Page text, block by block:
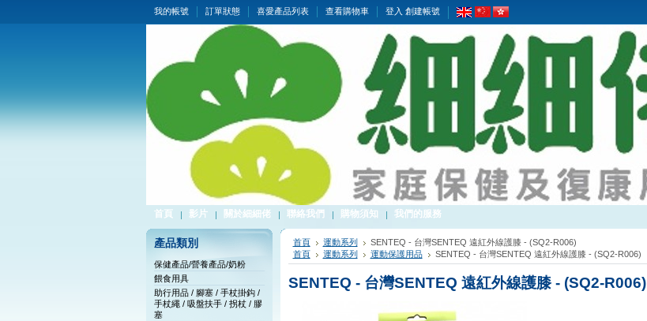
我的帳號 訂單狀態 喜愛產品列表 查看購物車 登入 創建帳號
首頁 影片 關於細細佬 聯絡我們 購物須知 我們的服務
產品類別
保健產品/營養產品/奶粉
餵食用具
助行用品 / 腳塞 / 手杖掛鈎 /
手杖繩 / 吸盤扶手 / 拐杖 / 膠
塞
首頁 運動系列
SENTEQ - 台灣SENTEQ 遠紅外線護膝 - (SQ2-R006)
首頁
運動系列 運動保護用品 SENTEQ - 台灣SENTEQ 遠紅外線護膝 - (SQ2-R006)
SENTEQ - 台灣SENTEQ 遠紅外線護膝 - (SQ2-R006)